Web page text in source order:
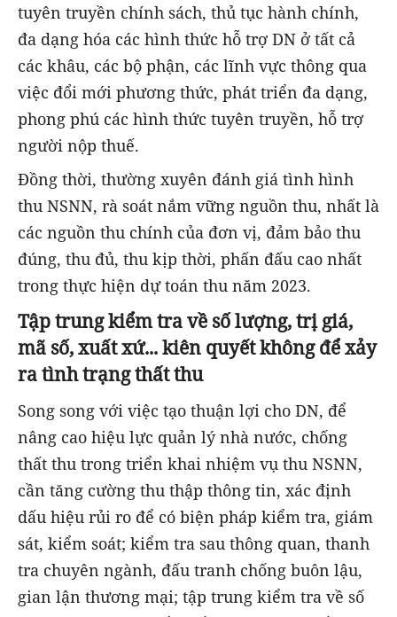
tuyên truyền chính sách, thủ tục hành chính,
đa dạng hóa các hình thức hỗ trợ DN ở tất cả
các khâu, các bộ phận, các lĩnh vực thông qua
việc đổi mới phương thức, phát triển đa dạng,
phong phú các hình thức tuyên truyền, hỗ trợ
người nộp thuế.
Đồng thời, thường xuyên đánh giá tình hình
thu NSNN, rà soát nắm vững nguồn thu, nhất là
các nguồn thu chính của đơn vị, đảm bảo thu
đúng, thu đủ, thu kịp thời, phấn đấu cao nhất
trong thực hiện dự toán thu năm 2023.
Tập trung kiểm tra về số lượng, trị giá,
mã số, xuất xứ... kiên quyết không để xảy
ra tình trạng thất thu
Song song với việc tạo thuận lợi cho DN, để
nâng cao hiệu lực quản lý nhà nước, chống
thất thu trong triển khai nhiệm vụ thu NSNN,
cần tăng cường thu thập thông tin, xác định
dấu hiệu rủi ro để có biện pháp kiểm tra, giám
sát, kiểm soát; kiểm tra sau thông quan, thanh
tra chuyên ngành, đấu tranh chống buôn lậu,
gian lận thương mại; tập trung kiểm tra về số